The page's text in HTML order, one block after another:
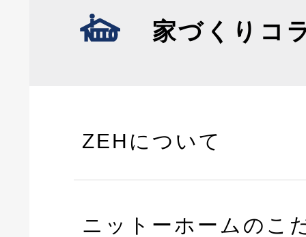
家づくりコ
ZEHについて
ニットーホームのこ